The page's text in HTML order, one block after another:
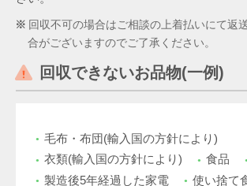
回収不可の場合はご相談の上着払いにて返
合がございますのでご了承ください。
回収できないお品物(一例)
毛布・布団(輸入国の方針により)
衣類(輸入国の方針により)
食品
製造後5年経過した家電
使い捨て